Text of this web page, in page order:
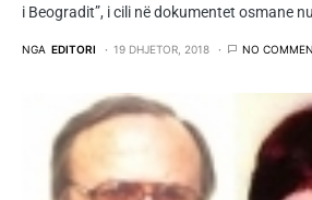
i Beogradit”, i cili në dokumentet osmane
NGA EDITORI 19 DHJETOR, 2018 NO